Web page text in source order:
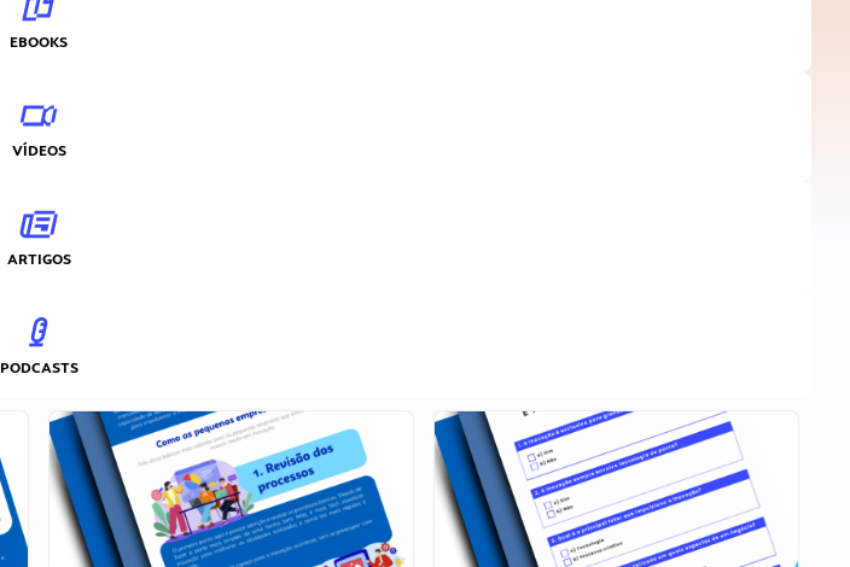
EBOOKS
VÍDEOS
ARTIGOS
PODCASTS